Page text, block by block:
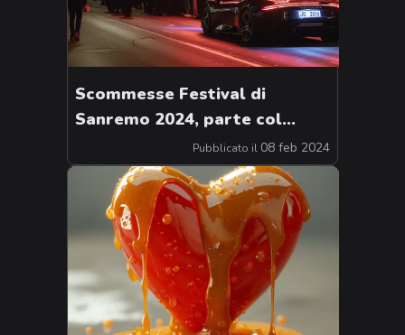
Scommesse Festival di
Sanremo 2024, parte col
botto la 74esima edizione
Pubblicato il 08 feb 2024